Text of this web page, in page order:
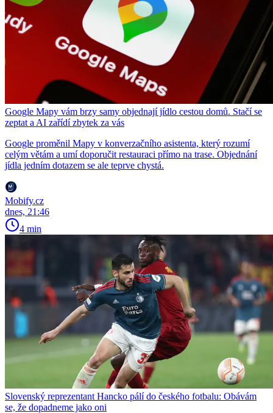
Google Mapy vám brzy samy objednají jídlo cestou domů. Stačí se
zeptat a AI zařídí zbytek za vás
Google proměnil Mapy v konverzačního asistenta, který rozumí
celým větám a umí doporučit restauraci přímo na trase. Objednání
jídla jedním dotazem se ale teprve chystá.
Mobify.cz
dnes, 21:46
4 min
Slovenský reprezentant Hancko pálí do českého fotbalu: Obávám
se, že dopadneme jako oni